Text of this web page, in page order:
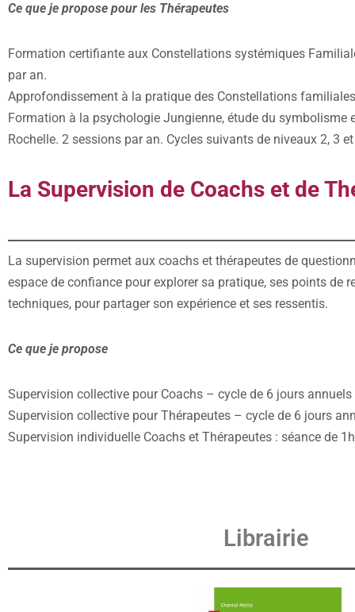
Ce que je propose pour les Thérapeutes
Formation certifiante aux Constellations systémiques
par an.
Approfondissement à la pratique des Constellations
Formation à la psychologie Jungienne, étude du symbolisme
Rochelle. 2 sessions par an. Cycles suivants de niveaux 2, 3
La Supervision de Coachs et de
La supervision permet aux coachs et thérapeutes de
espace de confiance pour explorer sa pratique, ses points de
techniques, pour partager son expérience et ses ressentis.
Ce que je propose
Supervision collective pour Coachs – cycle de 6 jours
Supervision collective pour Thérapeutes – cycle de 6 jours
Supervision individuelle Coachs et Thérapeutes : séance de
Librairie